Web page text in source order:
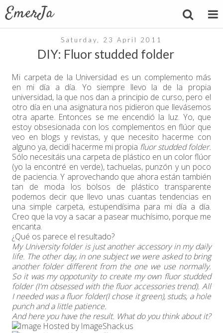
Saturday, 23 April 2011
DIY: Fluor studded folder
Mi carpeta de la Universidad es un complemento más
en mi día a día. Yo siempre llevo la de la propia
universidad, la que nos dan a principio de curso, pero el
otro día en una asignatura nos pidieron que llevásemos
otra aparte. Entonces se me encendió la luz. Yo, que
estoy obsesionada con los complementos en flúor que
veo en blogs y revistas, y que necesito hacerme con
alguno ya, decidí hacerme mi propia fluor studded folder.
Sólo necesitáis una carpeta de plástico en un color flúor
(yo la encontré en verde), tachuelas, punzón y un poco
de paciencia. Y aprovechando que ahora están también
tan de moda los bolsos de plástico transparente
podemos decir que llevo unas cuantas tendencias en
una simple carpeta, estupendísima para mi día a día.
Creo que la voy a sacar a pasear muchísimo, porque me
encanta.
¿Qué os parece el resultado?
My University folder is just another accessory in my daily
life. The other day, in one subject we were asked to bring
another folder different from the one we use normally.
So it was my oppotunity to create my own fluor studded
folder (I'm obsessed with the fluor accessories trend). All
I needed was a fluor folder(I chose it green), studs, a hole
punch and a little patience.
And here you have the result. What do you think about it?